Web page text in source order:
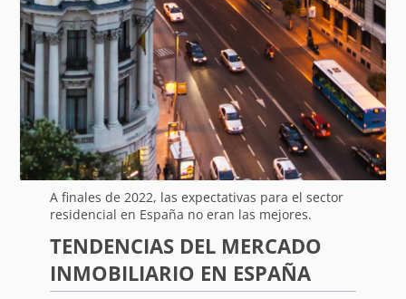
A finales de 2022, las expectativas para el sector
residencial en España no eran las mejores.
TENDENCIAS DEL MERCADO
INMOBILIARIO EN ESPAÑA